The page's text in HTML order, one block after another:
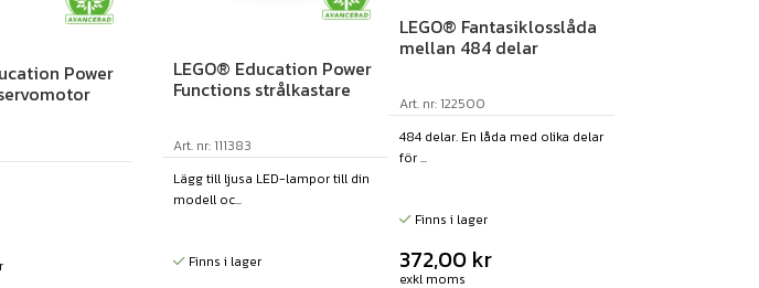
Power LEGO® Education Power
Functions strålkastare
Art. nr: 111383
Lägg till ljusa LED-lampor till din
modell oc...
Finns i lager
LEGO® Fantasiklosslåda
mellan 484 delar
Art. nr: 122500
484 delar. En låda med olika delar
för ...
Finns i lager
372,00 kr
exkl moms